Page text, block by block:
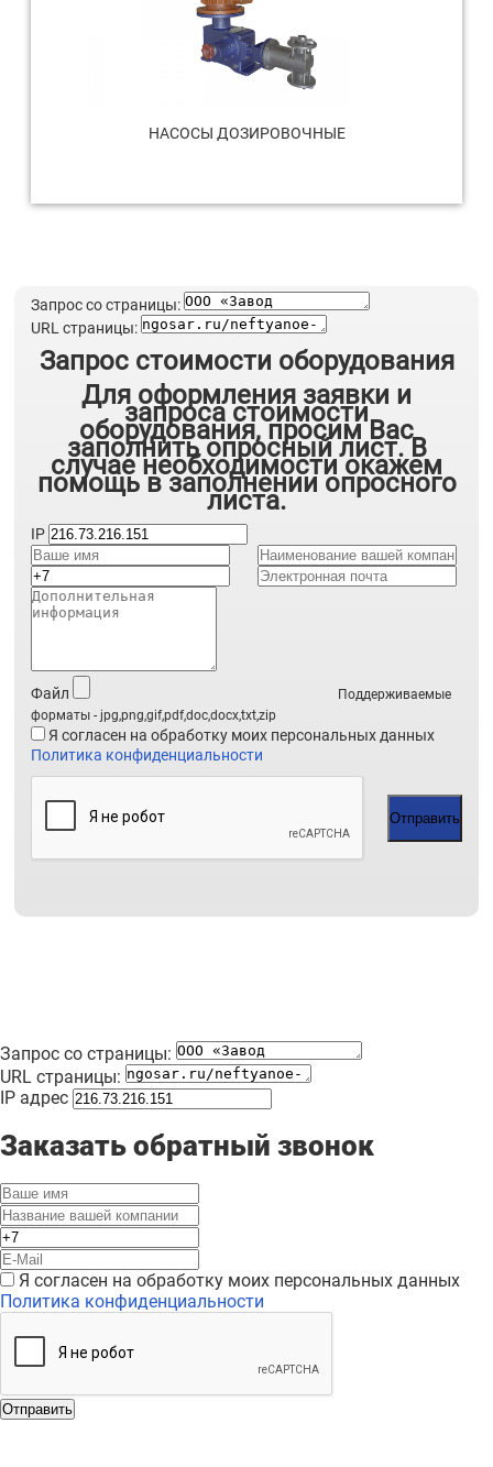
НАСОСЫ ДОЗИРОВОЧНЫЕ
Запрос со страницы:
URL страницы:
Запрос стоимости оборудования
Для оформления заявки и
запроса стоимости
оборудования, просим Вас
заполнить опросный лист. В
случае необходимости окажем
помощь в заполнении опросного
листа.
IP
Файл
Поддерживаемые
форматы - jpg,png,gif,pdf,doc,docx,txt,zip
Я согласен на обработку моих персональных данных
Политика конфиденциальности
Отправить
Запрос со страницы:
URL страницы:
IP адрес
Заказать обратный звонок
Я согласен на обработку моих персональных данных
Политика конфиденциальности
Отправить